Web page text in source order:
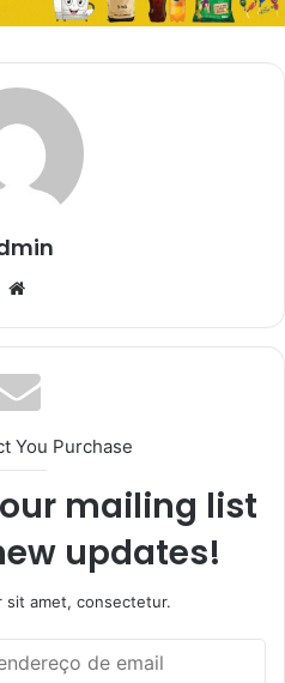
You Purchase
mailing list
updates!
sit amet, consectetur.